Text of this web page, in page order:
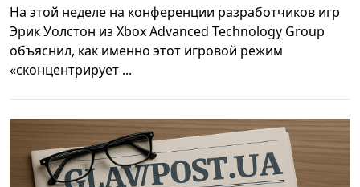
На этой неделе на конференции разработчиков игр
Эрик Уолстон из Xbox Advanced Technology Group
объяснил, как именно этот игровой режим
«сконцентрирует ...